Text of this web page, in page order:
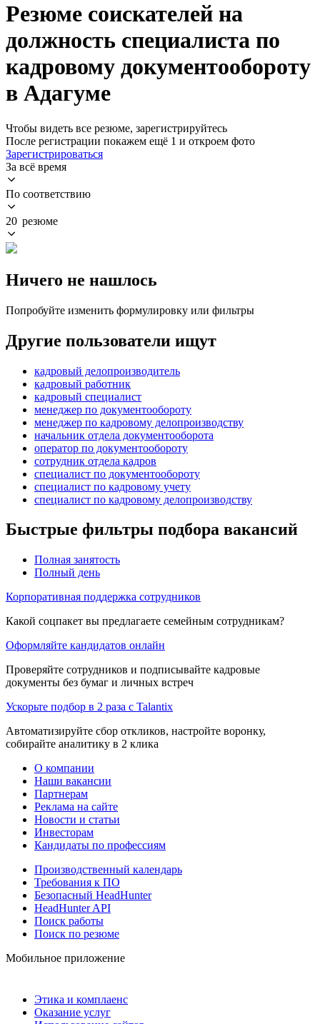
Резюме соискателей на
должность специалиста по
кадровому документообороту
в Адагуме
Чтобы видеть все резюме, зарегистрируйтесь
После регистрации покажем ещё 1 и откроем фото
Зарегистрироваться
За всё время
По соответствию
20 резюме
Ничего не нашлось
Попробуйте изменить формулировку или фильтры
Другие пользователи ищут
кадровый делопроизводитель
кадровый работник
кадровый специалист
менеджер по документообороту
менеджер по кадровому делопроизводству
начальник отдела документооборота
оператор по документообороту
сотрудник отдела кадров
специалист по документообороту
специалист по кадровому учету
специалист по кадровому делопроизводству
Быстрые фильтры подбора вакансий
Полная занятость
Полный день
Корпоративная поддержка сотрудников
Какой соцпакет вы предлагаете семейным сотрудникам?
Оформляйте кандидатов онлайн
Проверяйте сотрудников и подписывайте кадровые
документы без бумаг и личных встреч
Ускорьте подбор в 2 раза с Talantix
Автоматизируйте сбор откликов, настройте воронку,
собирайте аналитику в 2 клика
О компании
Наши вакансии
Партнерам
Реклама на сайте
Новости и статьи
Инвесторам
Кандидаты по профессиям
Производственный календарь
Требования к ПО
Безопасный HeadHunter
HeadHunter API
Поиск работы
Поиск по резюме
Мобильное приложение
Этика и комплаенс
Оказание услуг